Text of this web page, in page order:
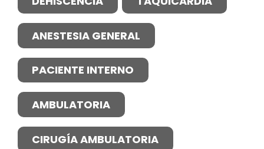
ANESTESIA GENERAL
PACIENTE INTERNO
AMBULATORIA
CIRUGÍA AMBULATORIA